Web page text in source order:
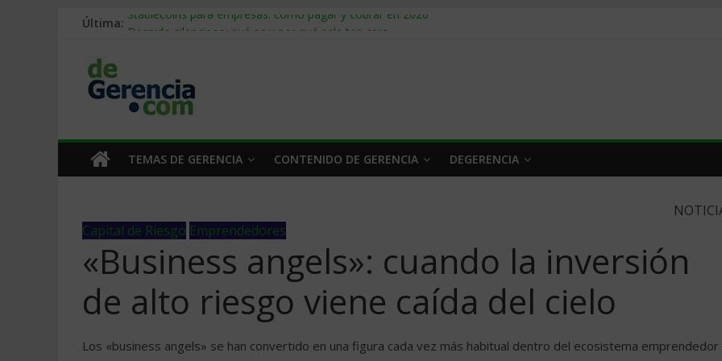
Última: Stablecoins para empresas: cómo pagar y cobrar en 2026
Trabajo forzoso en la cadena de suministro: qué hacer
Mercado hispano de EE. UU.: cómo segmentarlo y venderle
TEMAS DE GERENCIA CONTENIDO DE GERENCIA DEGERENCIA
Capital de Riesgo Emprendedores
«Business angels»: cuando la inversión
de alto riesgo viene caída del cielo
Los «business angels» se han convertido en una figura cada vez más habitual dentro del ecosistema emprendedor